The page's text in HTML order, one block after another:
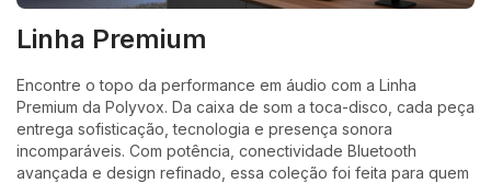
Linha Premium
Encontre o topo da performance em áudio com a Linha
Premium da Polyvox. Da caixa de som a toca-disco, cada peça
entrega sofisticação, tecnologia e presença sonora
incomparáveis. Com potência, conectividade Bluetooth
avançada e design refinado, essa coleção foi feita para quem